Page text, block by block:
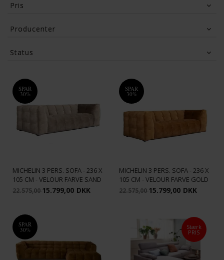
Pris
Producenter
Furnhouse
(14)
IMG
Juvila
Matex
Nielaus
Vis flere
Status
SPAR
30%
MICHELIN 3 PERS. SOFA - 236 X
105 CM - VELOUR FARVE SAND
22.575,0015.799,00 DKK
SPAR
30%
MICHELIN 3 PERS. SOFA - 236 X
105 CM - VELOUR FARVE GOLD
22.575,0015.799,00 DKK
SPAR
30% Stærk
PRIS